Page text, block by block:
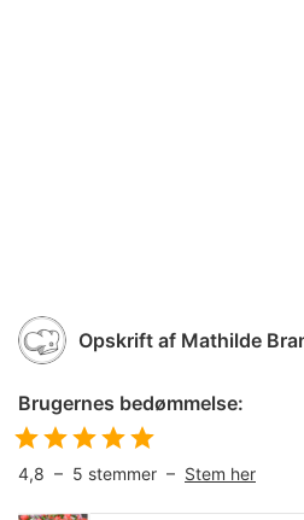
Opskrift af Mathilde
Brugernes bedømmelse:
4,8 – 5 stemmer – Stem her